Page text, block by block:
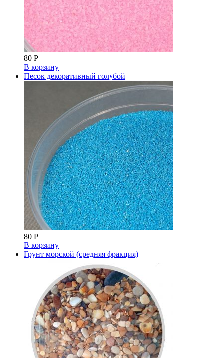
80 Р
В корзину
Песок декоративный голубой
80 Р
В корзину
Грунт морской (средняя фракция)